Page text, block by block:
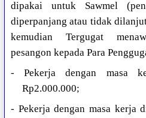
dipakai untuk Sawmel
diperpanjang atau tidak
kemudian Tergugat
pesangon kepada Para
- Pekerja dengan masa
Rp2.000.000;
- Pekerja dengan masa kerja